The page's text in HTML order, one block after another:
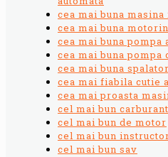
cea mai buna masina
cea mai buna
cea mai buna pompa
cea mai buna pompa
cea mai buna
cea mai fiabila cutie
cea mai proasta
cel mai bun carburant
cel mai bun de motor
cel mai bun
cel mai bun sav